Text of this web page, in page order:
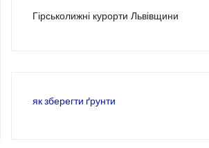
Гірськолижні курорти Львівщини
як зберегти ґрунти